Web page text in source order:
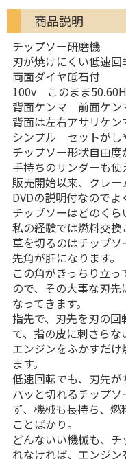
商品説明
チップソー研磨機
刃が焼けにくい低速
両面ダイヤ砥石付
100v このまま
背面ケンマ 前面ケン
背面は左右アサリケン
シンプル セットがし
チップソー形状自由度
手持ちのサンダーも使
販売開始以来、クレー
DVDの説明付なのでよ
チップソーはどのくら
私の経験では燃料交
草を切るのはチップ
先角が肝になります。
この角がきっちり立
ので、その大事な刃先
なってきます。
指先で、刃先を刃の
て、指の皮に刺さらな
エンジンをふかすだ
ます。
低速回転でも、刃先
パッと切れるチップ
ず、機械も長持ち、
ことばかり。
どんないい機械も、
れなければ、エンジン